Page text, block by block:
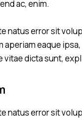
ac, enim.
natus error sit
eaque
dicta sunt,
natus error sit